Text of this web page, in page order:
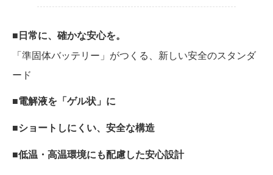
■日常に、確かな安心を。
「準固体バッテリー」がつくる、新しい安全のスタンダ
ード
■電解液を「ゲル状」に
■ショートしにくい、安全な構造
■低温・高温環境にも配慮した安心設計